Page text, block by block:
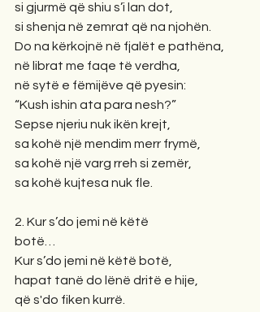
si gjurmë që shiu s’i lan dot,
si shenja në zemrat që na njohën.
Do na kërkojnë në fjalët e pathëna,
në librat me faqe të verdha,
në sytë e fëmijëve që pyesin:
“Kush ishin ata para nesh?”
Sepse njeriu nuk ikën krejt,
sa kohë një mendim merr frymë,
sa kohë një varg rreh si zemër,
sa kohë kujtesa nuk fle.
2. Kur s’do jemi në këtë
botë…
Kur s’do jemi në këtë botë,
hapat tanë do lënë dritë e hije,
që s'do fiken kurrë.